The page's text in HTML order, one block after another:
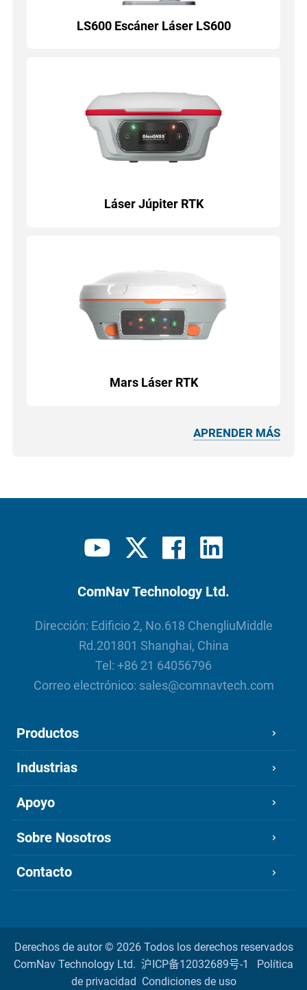
LS600 Escáner Láser LS600
Láser Júpiter RTK
Mars Láser RTK
APRENDER MÁS
ComNav Technology Ltd.
Dirección: Edificio 2, No.618 ChengliuMiddle
Rd.201801 Shanghai, China
Tel: +86 21 64056796
Correo electrónico: sales@comnavtech.com
Productos
Industrias
Apoyo
Sobre Nosotros
Contacto
Derechos de autor © 2026 Todos los derechos reservados
ComNav Technology Ltd. 沪ICP备12032689号-1
Política
de privacidad
Condiciones de uso